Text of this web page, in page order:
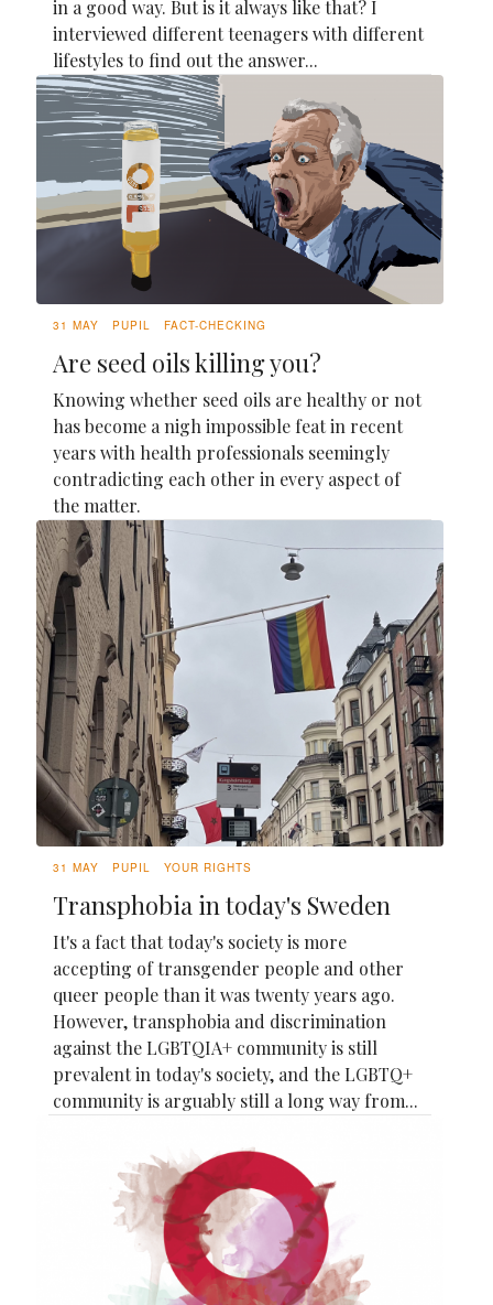
in a good way. But is it always like that? I
interviewed different teenagers with different
lifestyles to find out the answer...
31 MAY PUPIL FACT-CHECKING
Are seed oils killing you?
Knowing whether seed oils are healthy or not
has become a nigh impossible feat in recent
years with health professionals seemingly
contradicting each other in every aspect of
the matter.
31 MAY PUPIL YOUR RIGHTS
Transphobia in today's Sweden
It's a fact that today's society is more
accepting of transgender people and other
queer people than it was twenty years ago.
However, transphobia and discrimination
against the LGBTQIA+ community is still
prevalent in today's society, and the LGBTQ+
community is arguably still a long way from...